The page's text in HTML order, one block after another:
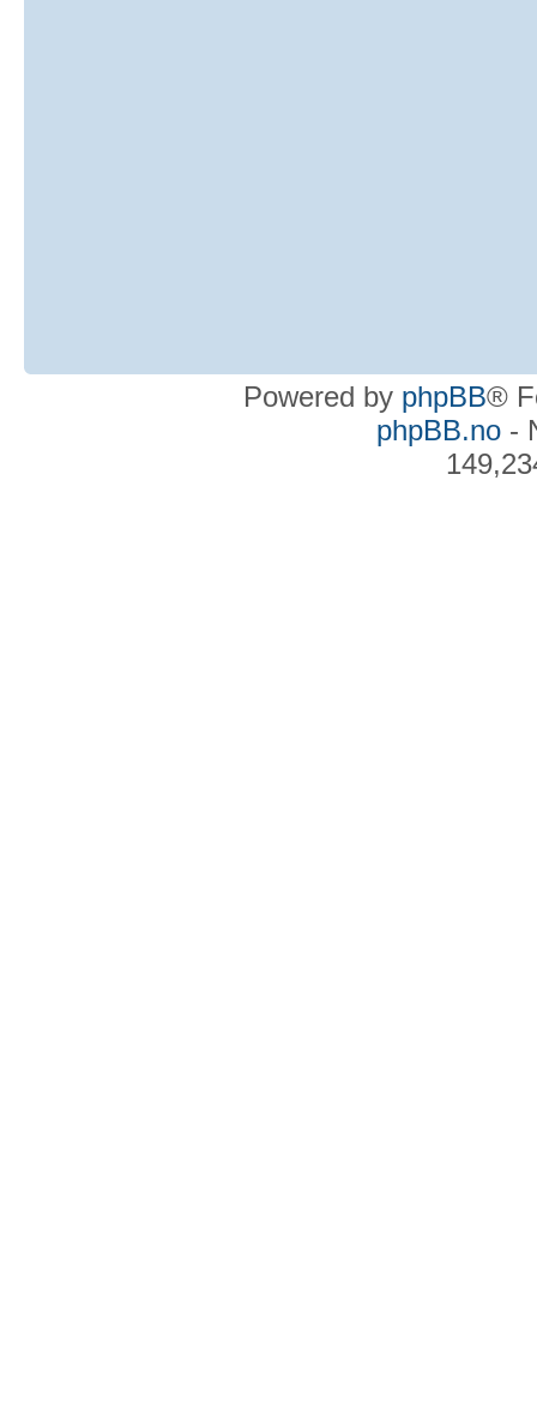
Powered by phpBB®
phpBB.no-